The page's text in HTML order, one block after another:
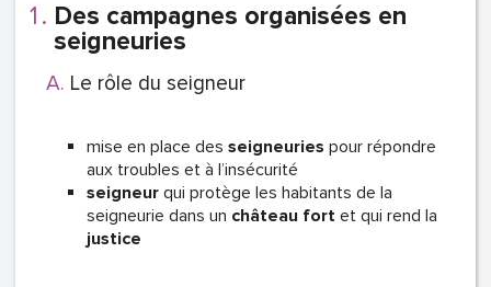
Des campagnes organisées en
seigneuries
Le rôle du seigneur
mise en place des seigneuries pour répondre
aux troubles et à l’insécurité
seigneur qui protège les habitants de la
seigneurie dans un château fort et qui rend la
justice